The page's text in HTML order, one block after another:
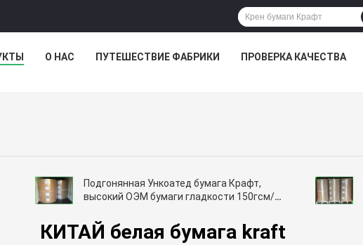
О НАС ПУТЕШЕСТВИЕ ФАБРИКИ ПРОВЕРКА КАЧЕСТВА
Подгонянная Ункоатед бумага Крафт,
высокий ОЭМ бумаги гладкости 150гсм/
КИТАЙ белая бумага kraft